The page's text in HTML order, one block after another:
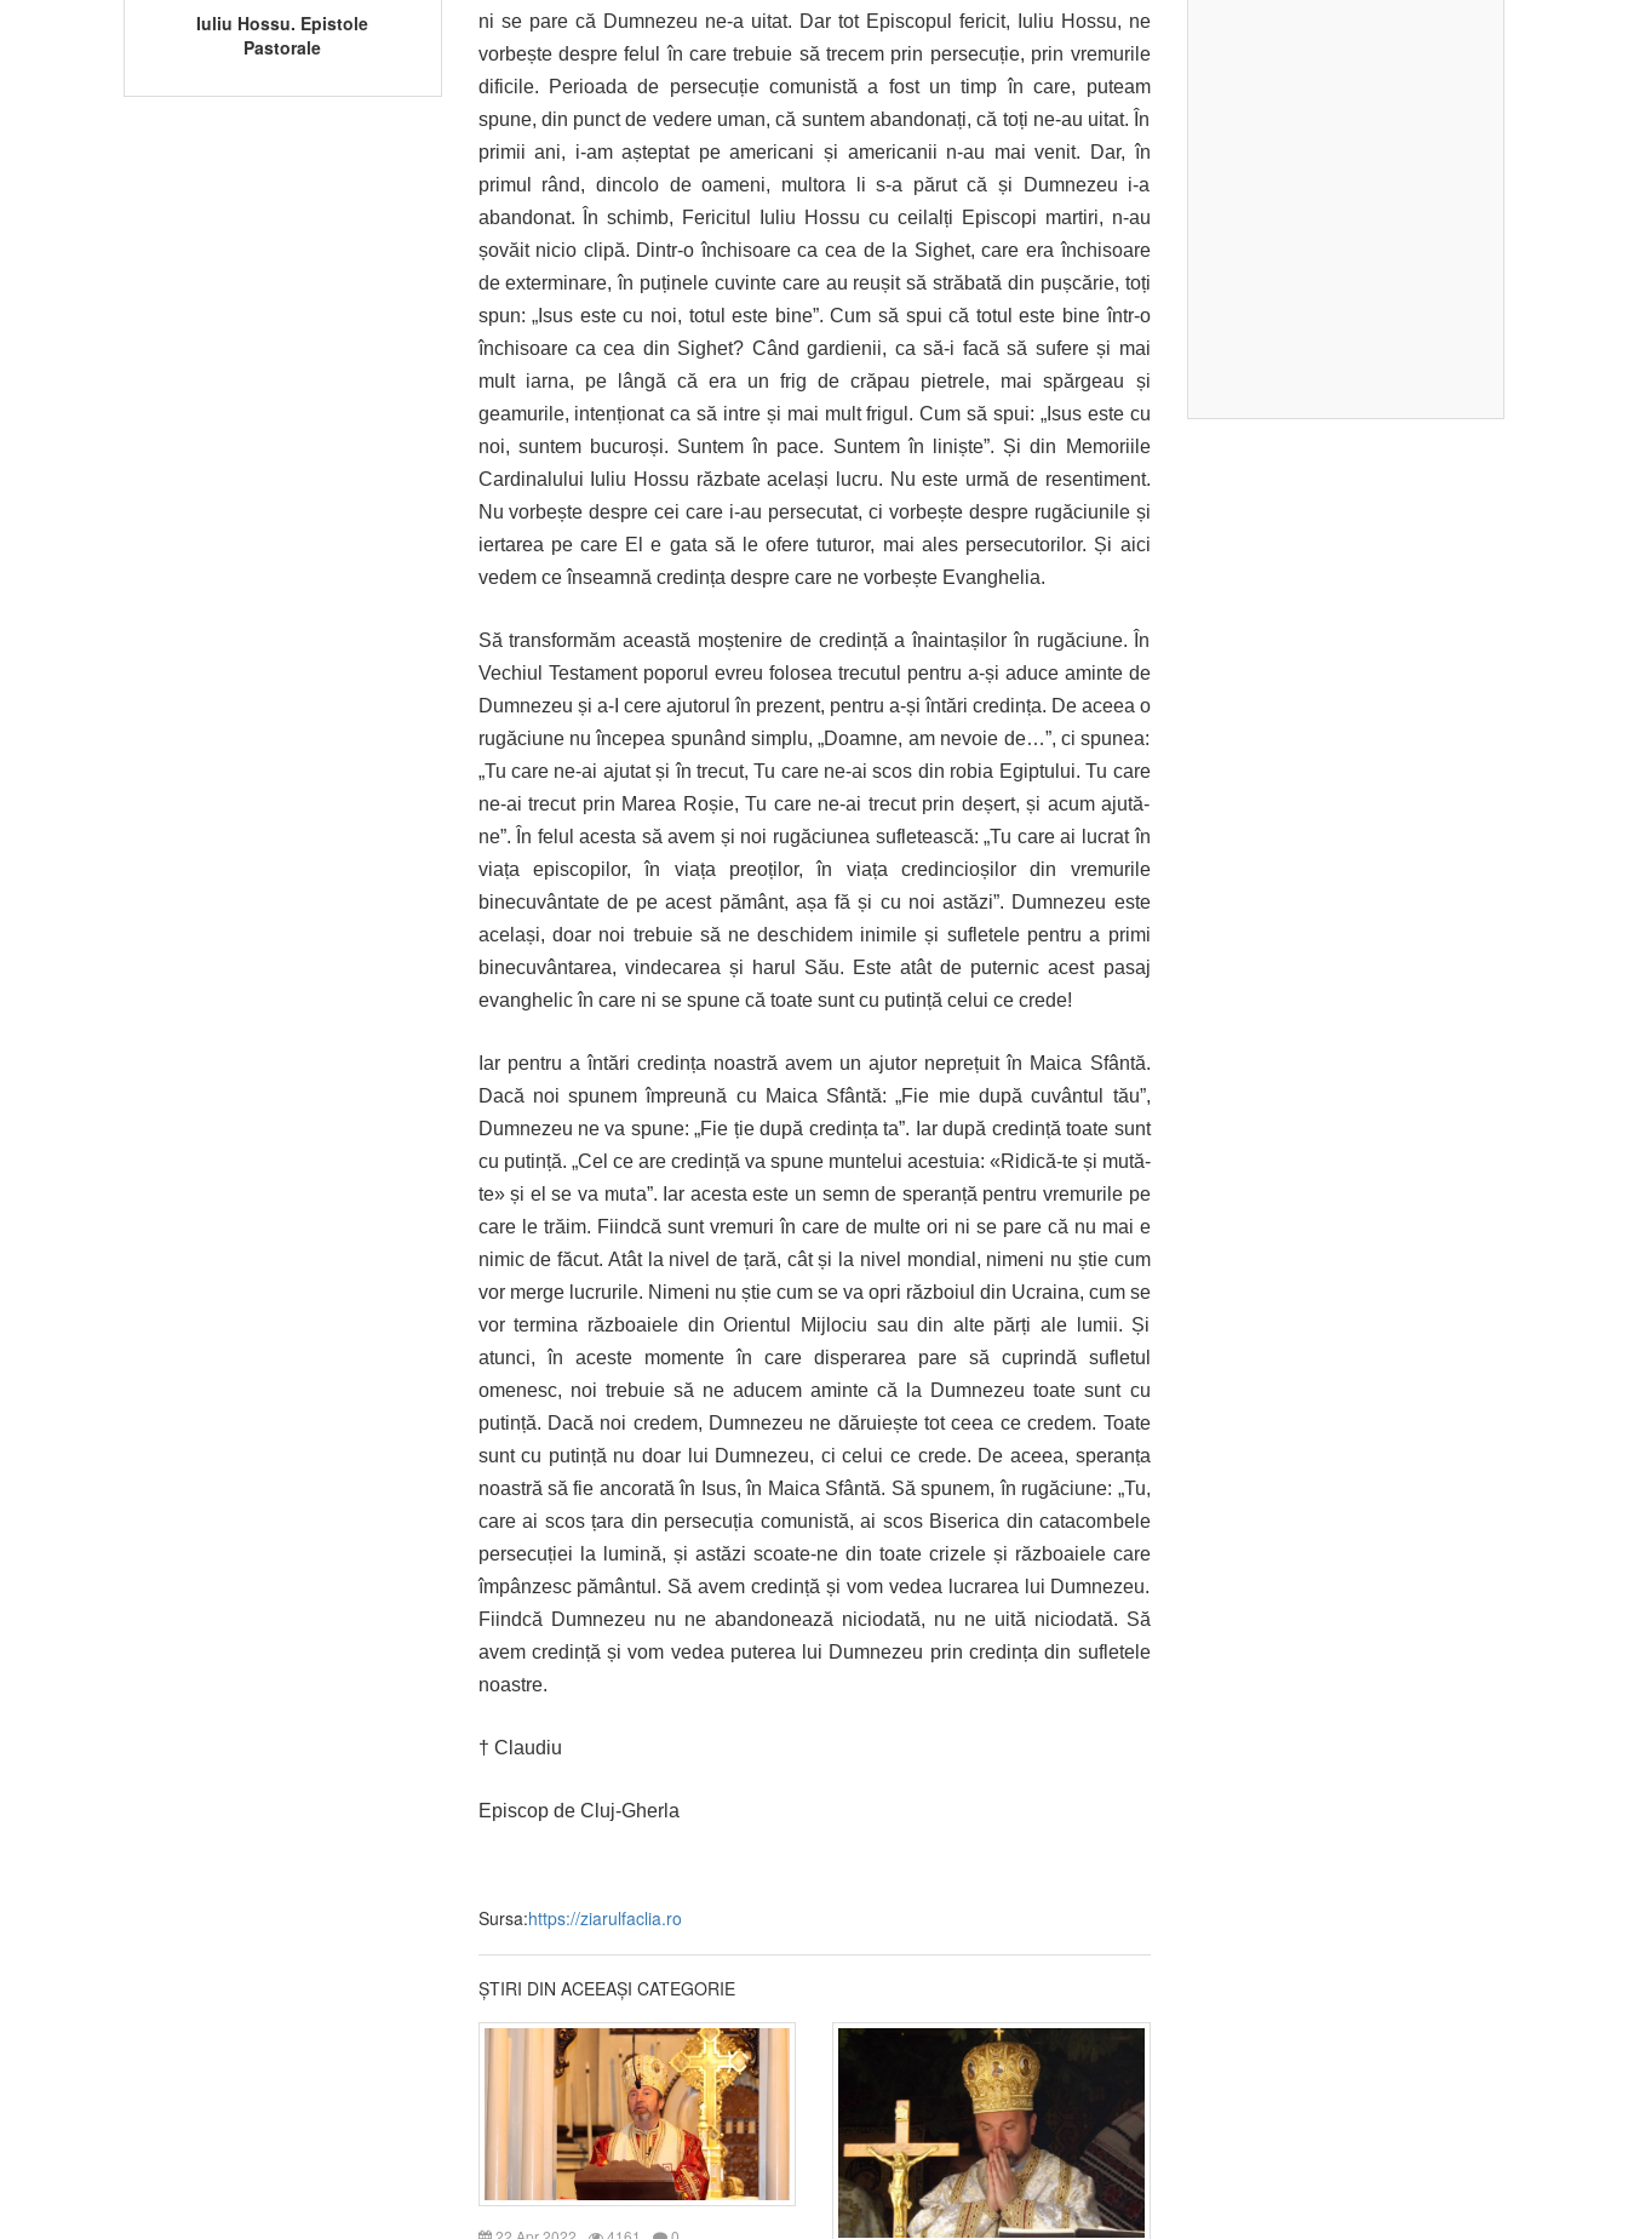
Iuliu Hossu. Epistole
Pastorale
ni se pare că Dumnezeu ne-a uitat. Dar tot Episcopul fericit, Iuliu Hossu, ne
vorbește despre felul în care trebuie să trecem prin persecuție, prin vremurile
dificile. Perioada de persecuție comunistă a fost un timp în care, puteam
spune, din punct de vedere uman, că suntem abandonați, că toți ne-au uitat. În
primii ani, i-am așteptat pe americani și americanii n-au mai venit. Dar, în
primul rând, dincolo de oameni, multora li s-a părut că și Dumnezeu i-a
abandonat. În schimb, Fericitul Iuliu Hossu cu ceilalți Episcopi martiri, n-au
șovăit nicio clipă. Dintr-o închisoare ca cea de la Sighet, care era închisoare
de exterminare, în puținele cuvinte care au reușit să străbată din pușcărie, toți
spun: „Isus este cu noi, totul este bine”. Cum să spui că totul este bine într-o
închisoare ca cea din Sighet? Când gardienii, ca să-i facă să sufere și mai
mult iarna, pe lângă că era un frig de crăpau pietrele, mai spărgeau și
geamurile, intenționat ca să intre și mai mult frigul. Cum să spui: „Isus este cu
noi, suntem bucuroși. Suntem în pace. Suntem în liniște”. Și din Memoriile
Cardinalului Iuliu Hossu răzbate același lucru. Nu este urmă de resentiment.
Nu vorbește despre cei care i-au persecutat, ci vorbește despre rugăciunile și
iertarea pe care El e gata să le ofere tuturor, mai ales persecutorilor. Și aici
vedem ce înseamnă credința despre care ne vorbește Evanghelia.
Să transformăm această moștenire de credință a înaintașilor în rugăciune. În
Vechiul Testament poporul evreu folosea trecutul pentru a-și aduce aminte de
Dumnezeu și a-I cere ajutorul în prezent, pentru a-și întări credința. De aceea o
rugăciune nu începea spunând simplu, „Doamne, am nevoie de…”, ci spunea:
„Tu care ne-ai ajutat și în trecut, Tu care ne-ai scos din robia Egiptului. Tu care
ne-ai trecut prin Marea Roșie, Tu care ne-ai trecut prin deșert, și acum ajută-
ne”. În felul acesta să avem și noi rugăciunea sufletească: „Tu care ai lucrat în
viața episcopilor, în viața preoților, în viața credincioșilor din vremurile
binecuvântate de pe acest pământ, așa fă și cu noi astăzi”. Dumnezeu este
același, doar noi trebuie să ne deschidem inimile și sufletele pentru a primi
binecuvântarea, vindecarea și harul Său. Este atât de puternic acest pasaj
evanghelic în care ni se spune că toate sunt cu putință celui ce crede!
Iar pentru a întări credința noastră avem un ajutor neprețuit în Maica Sfântă.
Dacă noi spunem împreună cu Maica Sfântă: „Fie mie după cuvântul tău”,
Dumnezeu ne va spune: „Fie ție după credința ta”. Iar după credință toate sunt
cu putință. „Cel ce are credință va spune muntelui acestuia: «Ridică-te și mută-
te» și el se va muta”. Iar acesta este un semn de speranță pentru vremurile pe
care le trăim. Fiindcă sunt vremuri în care de multe ori ni se pare că nu mai e
nimic de făcut. Atât la nivel de țară, cât și la nivel mondial, nimeni nu știe cum
vor merge lucrurile. Nimeni nu știe cum se va opri războiul din Ucraina, cum se
vor termina războaiele din Orientul Mijlociu sau din alte părți ale lumii. Și
atunci, în aceste momente în care disperarea pare să cuprindă sufletul
omenesc, noi trebuie să ne aducem aminte că la Dumnezeu toate sunt cu
putință. Dacă noi credem, Dumnezeu ne dăruiește tot ceea ce credem. Toate
sunt cu putință nu doar lui Dumnezeu, ci celui ce crede. De aceea, speranța
noastră să fie ancorată în Isus, în Maica Sfântă. Să spunem, în rugăciune: „Tu,
care ai scos țara din persecuția comunistă, ai scos Biserica din catacombele
persecuției la lumină, și astăzi scoate-ne din toate crizele și războaiele care
împânzesc pământul. Să avem credință și vom vedea lucrarea lui Dumnezeu.
Fiindcă Dumnezeu nu ne abandonează niciodată, nu ne uită niciodată. Să
avem credință și vom vedea puterea lui Dumnezeu prin credința din sufletele
noastre.
† Claudiu
Episcop de Cluj-Gherla
Sursa:https://ziarulfaclia.ro
ȘTIRI DIN ACEEAȘI CATEGORIE